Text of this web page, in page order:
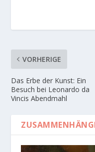
VORHERIGE
Das Erbe der Kunst: Ein
Besuch bei Leonardo da
Vincis Abendmahl